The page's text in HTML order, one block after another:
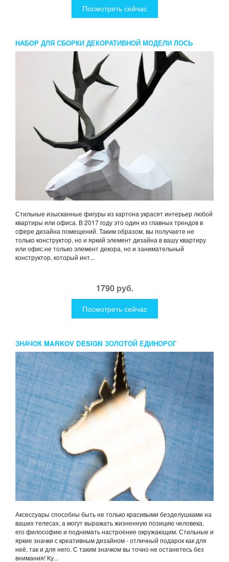
Посмотреть сейчас
НАБОР ДЛЯ СБОРКИ ДЕКОРАТИВНОЙ МОДЕЛИ ЛОСЬ
Стильные изысканные фигуры из картона украсят интерьер любой
квартиры или офиса. В 2017 году это один из главных трендов в
сфере дизайна помещений. Таким образом, вы получаете не
только конструктор, но и яркий элемент дизайна в вашу квартиру
или офис.не только элемент декора, но и занимательный
конструктор, который инт...
1790 руб.
Посмотреть сейчас
ЗНАЧОК MARKOV DESIGN ЗОЛОТОЙ ЕДИНОРОГ
Аксессуары способны быть не только красивыми безделушками на
ваших телесах, а могут выражать жизненную позицию человека,
его философию и поднимать настроение окружающим. Стильные и
яркие значки с креативным дизайном - отличный подарок как для
неё, так и для него. С таким значком вы точно не останетесь без
внимания! Ку...